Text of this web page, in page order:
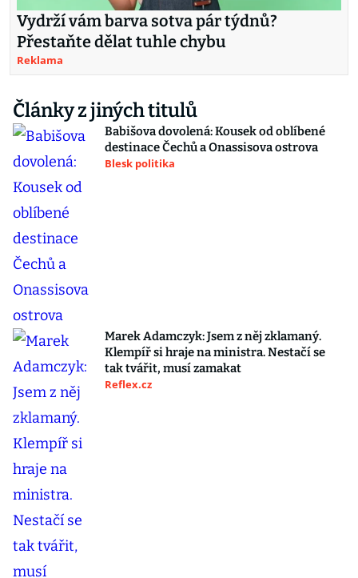
Vydrží vám barva sotva pár týdnů?
Přestaňte dělat tuhle chybu
Reklama
Články z jiných titulů
Babišova dovolená: Kousek od oblíbené
destinace Čechů a Onassisova ostrova
Blesk politika
Marek Adamczyk: Jsem z něj zklamaný.
Klempíř si hraje na ministra. Nestačí se
tak tvářit, musí zamakat
Reflex.cz